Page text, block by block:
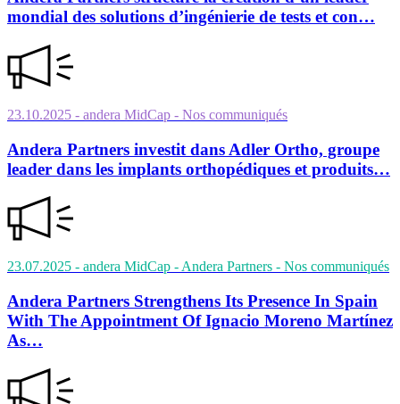
mondial des solutions d’ingénierie de tests et con…
23.10.2025 - andera MidCap - Nos communiqués
Andera Partners investit dans Adler Ortho, groupe
leader dans les implants orthopédiques et produits…
23.07.2025 - andera MidCap - Andera Partners - Nos communiqués
Andera Partners Strengthens Its Presence In Spain
With The Appointment Of Ignacio Moreno Martínez
As…